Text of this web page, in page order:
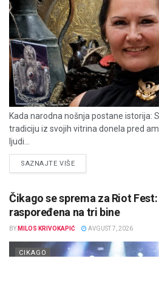
Kada narodna nošnja postane istorija:
tradiciju iz svojih vitrina donela pred
ljudi...
SAZNAJTE VIŠEDETAILS
Čikago se sprema za Riot
raspoređena na tri bine
BY MILOS KRIVOKAPIĆ AVGUST 7, 2026
CIKAGO